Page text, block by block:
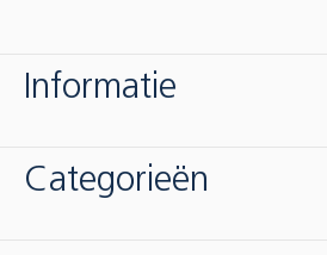
Informatie
Categorieën